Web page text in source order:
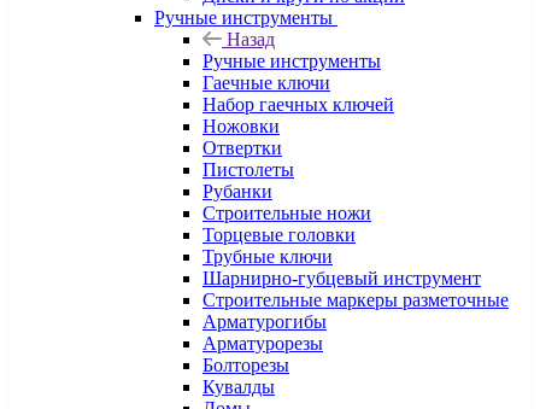
Ручные инструменты
Назад
Ручные инструменты
Гаечные ключи
Набор гаечных ключей
Ножовки
Отвертки
Пистолеты
Рубанки
Строительные ножи
Торцевые головки
Трубные ключи
Шарнирно-губцевый инструмент
Строительные маркеры разметочные
Арматурогибы
Арматурорезы
Болторезы
Кувалды